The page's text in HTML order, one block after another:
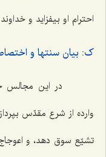
احترام او بیفزاید و
ک: بیان سنتها و
در این مجالس
وارده از شرع مقدّس
تشیّع سوق دهد، و